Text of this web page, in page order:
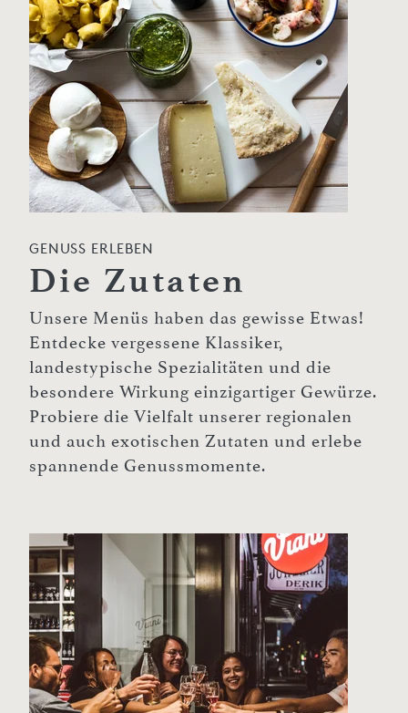
GENUSS ERLEBEN
Die Zutaten
Unsere Menüs haben das gewisse Etwas!
Entdecke vergessene Klassiker,
landestypische Spezialitäten und die
besondere Wirkung einzigartiger Gewürze.
Probiere die Vielfalt unserer regionalen
und auch exotischen Zutaten und erlebe
spannende Genussmomente.